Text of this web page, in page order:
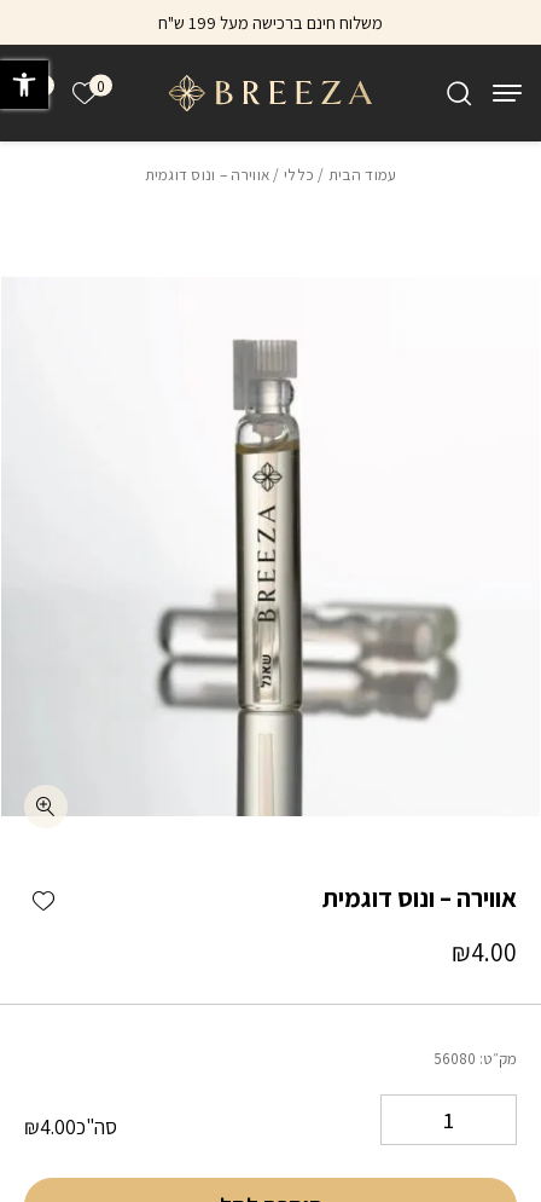
משלוח חינם ברכישה מעל 199 ש"ח
0 הרשימה
עמוד הבית / כללי / אווירה – ונוס דוגמית
אווירה – ונוס דוגמית
₪4.00
מק״ט: 56080
סה"כ ₪4.00